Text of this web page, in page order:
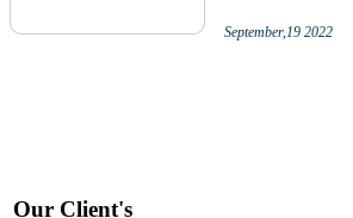
September,19 2022
Our Client's